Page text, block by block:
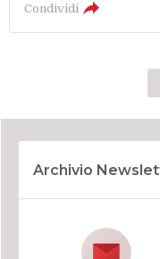
Condividi
Archivio